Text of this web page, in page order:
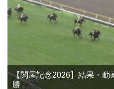
【関屋記念2026】結果・動
勝